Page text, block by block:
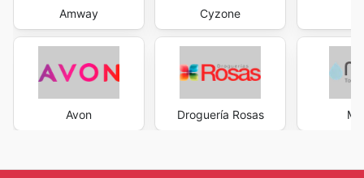
Amway
Avon
Cyzone
Droguería Rosas